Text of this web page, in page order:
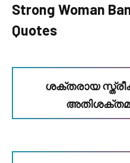
Strong Woman
Quotes
ശക്തരായ